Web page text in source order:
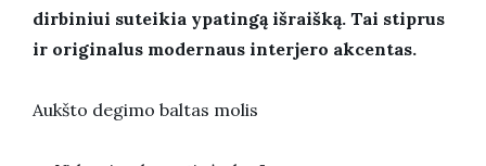
dirbiniui suteikia ypatingą išraišką. Tai stiprus
ir originalus modernaus interjero akcentas.
Aukšto degimo baltas molis